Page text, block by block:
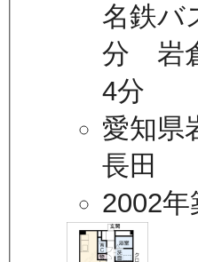
名鉄バ
分 岩
4分
愛知県
長田
2002年